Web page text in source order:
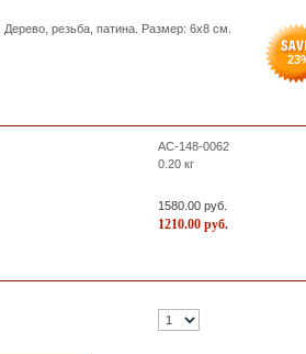
резьба, патина. Размер: 6x8 см.
23
AC-148-0062
0.20 кг
1580.00 руб.
1210.00 руб.